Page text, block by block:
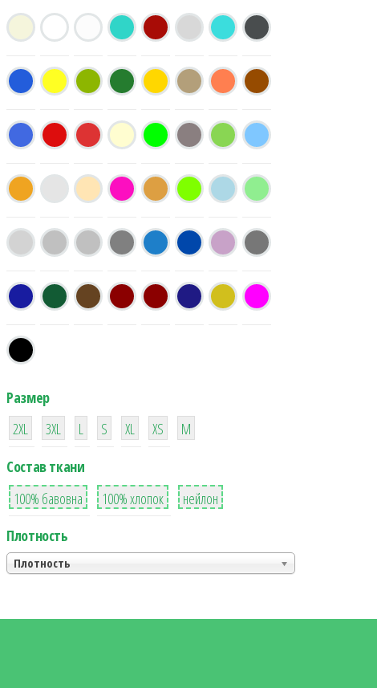
Размер
38
2XL
16
3XL
42
L
42
S
42
XL XS
М
Состав ткани
8
100% бавовна
36
100% хлопок
2
нейлон
Плотность
Плотность